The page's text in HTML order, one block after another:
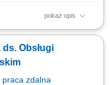
pokaż opis
leading companies
Gdańsk, Wrocław, and
we offer a world of...
Obsługi
praca zdalna